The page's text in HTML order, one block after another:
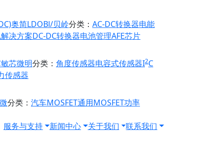
奥简LDOBl/贝岭分类： AC-DC转换器电能
决方案DC-DC转换器电池管理AFE芯片
敏芯微明分类： 角度传感器电容式传感器I2C
传感器
分类： 汽车MOSFET通用MOSFET功率
服务与支持
新闻中心 关于我们
联系我们